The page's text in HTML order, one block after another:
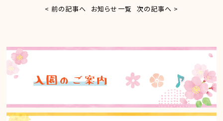
< 前の記事へ お知らせ一覧 次の記事へ >